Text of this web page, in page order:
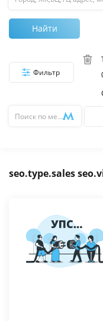
Поиск
Найти
Фильтр
seo.type.sales